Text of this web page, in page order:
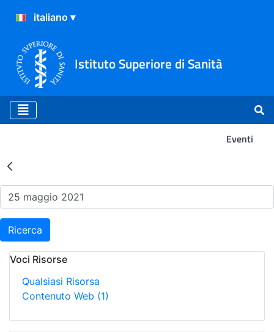
Istituto Superiore di Sanità
Eventi
Risultati della Ricerca -
Ricerca
Voci Risorse
Qualsiasi Risorsa
Contenuto Web (1)